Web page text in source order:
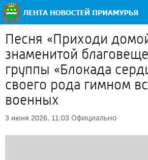
Песня «Приходи
знаменитой
группы «Блокада
своего рода гимном
военных
3 июня 2026, 11:03 Официально